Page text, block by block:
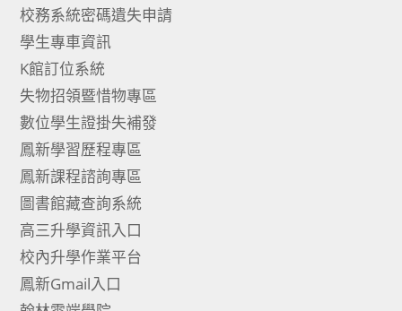
校務系統密碼遺失申請
學生專車資訊
K館訂位系統
失物招領暨惜物專區
數位學生證掛失補發
鳳新學習歷程專區
鳳新課程諮詢專區
圖書館藏查詢系統
高三升學資訊入口
校內升學作業平台
鳳新Gmail入口